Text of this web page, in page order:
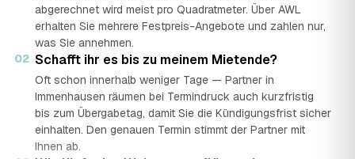
abgerechnet wird meist pro Quadratmeter. Über AWL
erhalten Sie mehrere Festpreis-Angebote und zahlen nur,
was Sie annehmen.
02 Schafft ihr es bis zu meinem Mietende?
Oft schon innerhalb weniger Tage — Partner in
Immenhausen räumen bei Termindruck auch kurzfristig
bis zum Übergabetag, damit Sie die Kündigungsfrist sicher
einhalten. Den genauen Termin stimmt der Partner mit
Ihnen ab.